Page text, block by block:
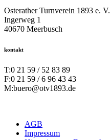
Osterather Turnverein 1893 e. V.
Ingerweg 1
40670 Meerbusch
kontakt
T:0 21 59 / 52 83 89
F:0 21 59 / 6 96 43 43
M:buero@otv1893.de
AGB
Impressum